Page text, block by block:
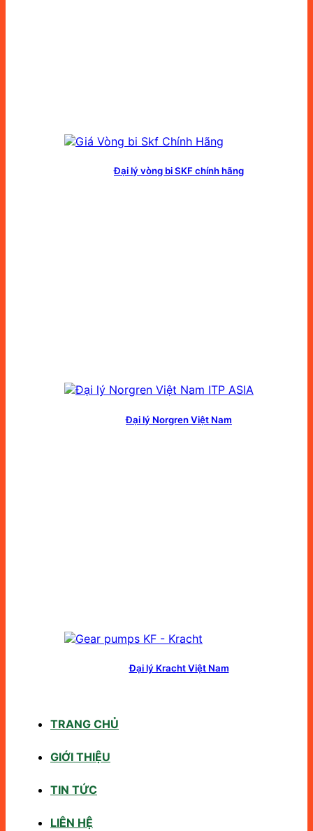
Đại lý vòng bi SKF chính hãng
Đại lý Norgren Việt Nam
Đại lý Kracht Việt Nam
TRANG CHỦ
GIỚI THIỆU
TIN TỨC
LIÊN HỆ